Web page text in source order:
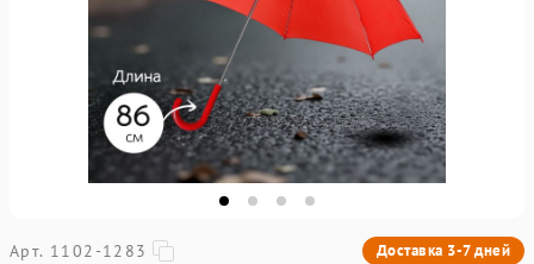
Арт. 1102-1283 Доставка 3-7 дней